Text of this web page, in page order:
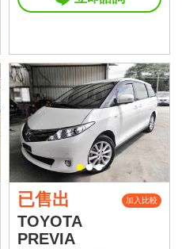
已售出 加入比較
TOYOTA
PREVIA